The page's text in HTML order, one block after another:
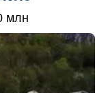
млн